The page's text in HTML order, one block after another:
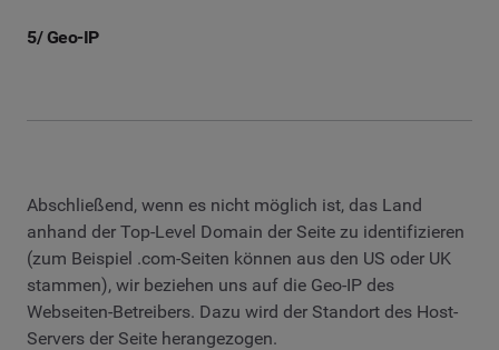
5/ Geo-IP
Abschließend, wenn es nicht möglich ist, das Land
anhand der Top-Level Domain der Seite zu identifizieren
(zum Beispiel .com-Seiten können aus den US oder UK
stammen), wir beziehen uns auf die Geo-IP des
Webseiten-Betreibers. Dazu wird der Standort des Host-
Servers der Seite herangezogen.